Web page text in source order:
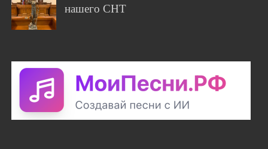
нашего СНТ